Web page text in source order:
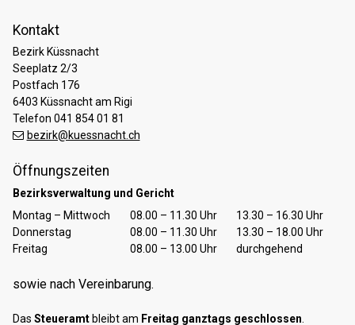
Kontakt
Bezirk Küssnacht
Seeplatz 2/3
Postfach 176
6403 Küssnacht am Rigi
Telefon 041 854 01 81
bezirk@kuessnacht.ch
Öffnungszeiten
Bezirksverwaltung und Gericht
TagÖffnungszeiten Vormittag Öffnungszeiten Nachmittag
Montag – Mittwoch 08.00 – 11.30 Uhr
13.30 – 16.30 Uhr
Donnerstag
08.00 – 11.30 Uhr
13.30 – 18.00 Uhr
Freitag
08.00 – 13.00 Uhr durchgehend
sowie nach Vereinbarung.
Das Steueramtbleibt am Freitag ganztags geschlossen